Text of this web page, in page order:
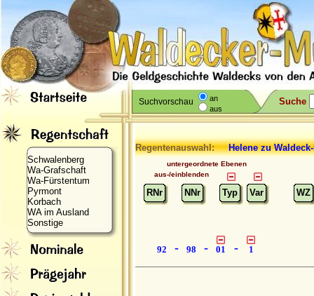
Suchvorschau
an
aus
Suche
Schwalenberg
Wa-Grafschaft
Wa-Fürstentum
Pyrmont
Korbach
WA im Ausland
Sonstige
Regentenauswahl: Helenezu
untergeordnete Ebenen
aus-/einblenden
RNr NNr Typ Var WZ
92 - 98 - 01 - 1